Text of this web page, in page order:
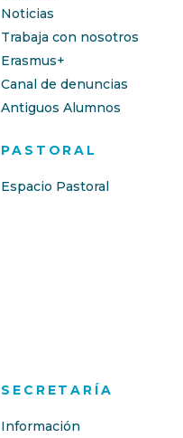
Noticias
Trabaja con nosotros
Erasmus+
Canal de denuncias
Antiguos Alumnos
PASTORAL
Espacio Pastoral
SECRETARÍA
Información